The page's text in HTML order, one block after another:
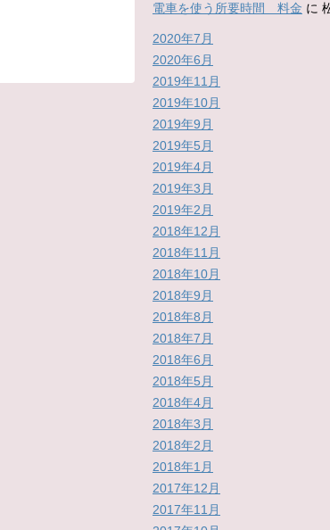
電車を使う所要時間 料金 に
2020年7月
2020年6月
2019年11月
2019年10月
2019年9月
2019年5月
2019年4月
2019年3月
2019年2月
2018年12月
2018年11月
2018年10月
2018年9月
2018年8月
2018年7月
2018年6月
2018年5月
2018年4月
2018年3月
2018年2月
2018年1月
2017年12月
2017年11月